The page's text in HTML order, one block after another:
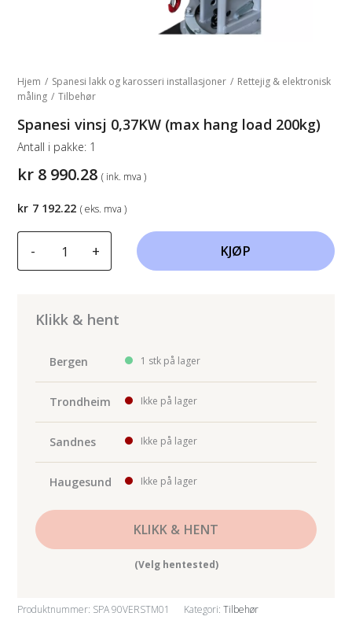
Hjem / Spanesi lakk og karosseri installasjoner / Rettejig & elektronisk
måling / Tilbehør
Spanesi vinsj 0,37KW (max hang load 200kg)
kr 8 990.28 ( ink. mva )
Antall i pakke: 1
-
hang
200kg)
antall
+ KJØP
Klikk & hent
Bergen 1 stk på lager
Trondheim Ikke på lager
Sandnes Ikke på lager
Haugesund Ikke på lager
KLIKK & HENT
(Velg hentested)
Produktnummer: SPA 90VERSTM01 Kategori:Tilbehør
kr 7 192.22 ( eks. mva )